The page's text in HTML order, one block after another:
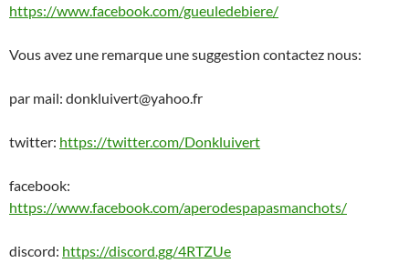
https://www.facebook.com/gueuledebiere/
Vous avez une remarque une suggestion contactez nous:
par mail: donkluivert@yahoo.fr
twitter: https://twitter.com/Donkluivert
facebook:
https://www.facebook.com/aperodespapasmanchots/
discord: https://discord.gg/4RTZUe